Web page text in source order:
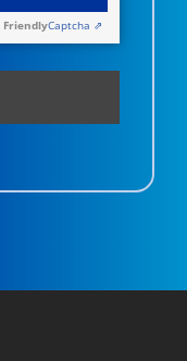
FriendlyCaptcha ⇗